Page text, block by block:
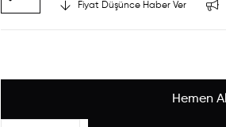
Fiyat Düşünce Haber Ver